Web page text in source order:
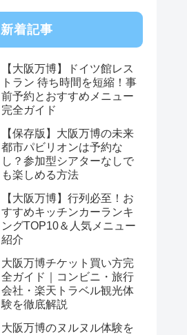
新着記事
【大阪万博】ドイツ館レス
トラン 待ち時間を短縮！事
前予約とおすすめメニュー
完全ガイド
【保存版】大阪万博の未来
都市パビリオンは予約な
し？参加型シアターなしで
も楽しめる方法
【大阪万博】行列必至！お
すすめキッチンカーランキ
ングTOP10＆人気メニュー
紹介
大阪万博チケット買い方完
全ガイド｜コンビニ・旅行
会社・楽天トラベル観光体
験を徹底解説
大阪万博のヌルヌル体験を